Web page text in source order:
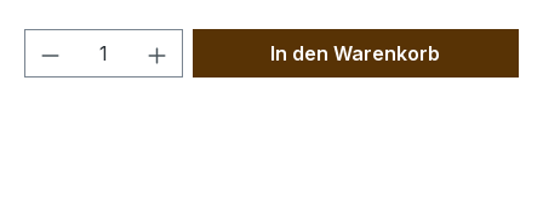
Produkt Anzahl: Gib denIn den Warenkorb